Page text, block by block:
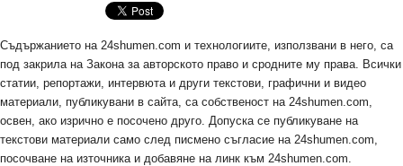
Съдържанието на 24shumen.com и технологиите, използвани в него, са
под закрила на Закона за авторското право и сродните му права. Всички
статии, репортажи, интервюта и други текстови, графични и видео
материали, публикувани в сайта, са собственост на 24shumen.com,
освен, ако изрично е посочено друго. Допуска се публикуване на
текстови материали само след писмено съгласие на 24shumen.com,
посочване на източника и добавяне на линк към 24shumen.com.